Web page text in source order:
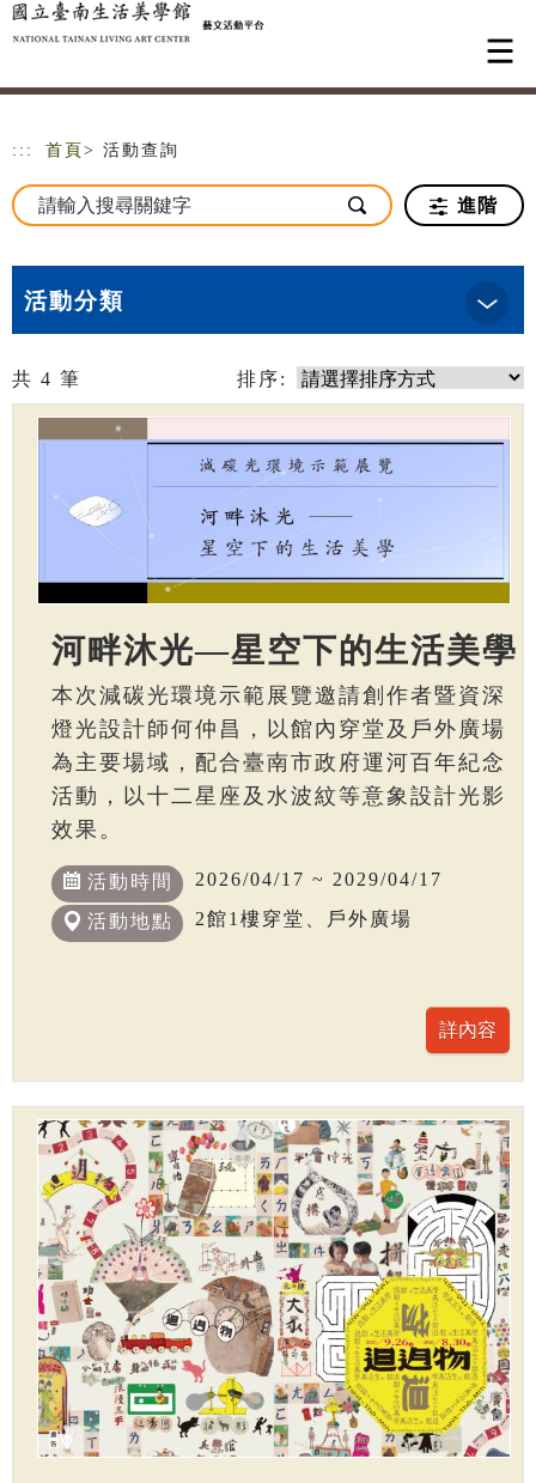
跳到主要內容
網站導覽
::: 首頁 > 活動查詢
進階
活動分類
共 4 筆 排序:
河畔沐光—星空下的生活美學
本次減碳光環境示範展覽邀請創作者暨資深
燈光設計師何仲昌，以館內穿堂及戶外廣場
為主要場域，配合臺南市政府運河百年紀念
活動，以十二星座及水波紋等意象設計光影
效果。
活動時間 2026/04/17 ~ 2029/04/17
活動地點 2館1樓穿堂、戶外廣場